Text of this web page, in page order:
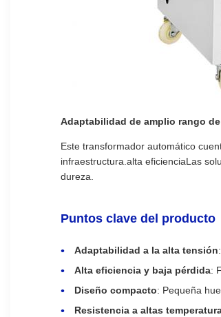
Adaptabilidad de amplio rango
Este transformador automático
infraestructura.alta eficienciaLas
dureza.
Puntos clave del producto
Adaptabilidad a la alta tensión
Alta eficiencia y baja pérdida:
Diseño compacto: Pequeña
Resistencia a altas